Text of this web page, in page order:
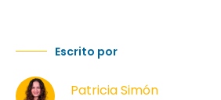
Escrito por
Patricia Simón